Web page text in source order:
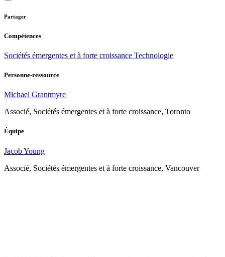
Partager
Compétences
Sociétés émergentes et à forte croissance Technologie
Personne-ressource
Michael Grantmyre
Associé, Sociétés émergentes et à forte croissance, Toronto
Équipe
Jacob Young
Associé, Sociétés émergentes et à forte croissance, Vancouver